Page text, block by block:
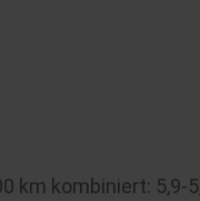
kombiniert: 5,9-